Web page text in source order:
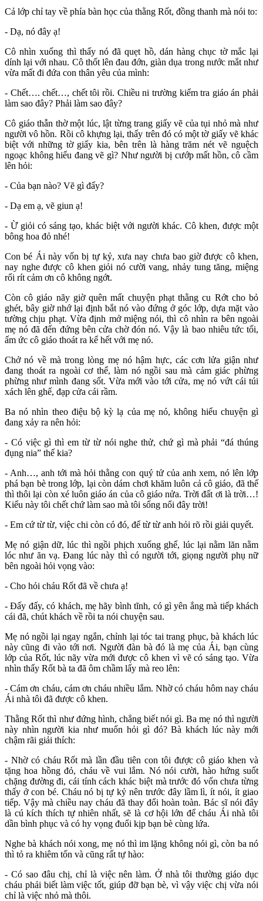
Cả lớp chỉ tay về phía bàn học của thằng Rốt, đồng thanh mà nói to:
- Dạ, nó đây ạ!
Cô nhìn xuống thì thấy nó đã quẹt hồ, dán hàng chục tờ mắc lại
dính lại với nhau. Cô thốt lên đau đớn, giàn dụa trong nước mắt như
vừa mất đi đứa con thân yêu của mình:
- Chết…. chết…, chết tôi rồi. Chiều ni trường kiểm tra giáo án phải
làm sao đây? Phải làm sao đây?
Cô giáo thẫn thờ một lúc, lật từng trang giấy vẽ của tụi nhỏ mà như
người vô hồn. Rồi cô khựng lại, thấy trên đó có một tờ giấy vẽ khác
biệt với những tờ giấy kia, bên trên là hàng trăm nét vẽ nguệch
ngoạc không hiểu đang vẽ gì? Như người bị cướp mất hồn, cô cầm
lên hỏi:
- Của bạn nào? Vẽ gì đấy?
- Dạ em ạ, vẽ giun ạ!
- Ừ giỏi có sáng tạo, khác biệt với người khác. Cô khen, được một
bông hoa đỏ nhé!
Con bé Ái này vốn bị tự kỷ, xưa nay chưa bao giờ được cô khen,
nay nghe được cô khen giỏi nó cười vang, nhảy tung tăng, miệng
rối rít cảm ơn cô không ngớt.
Còn cô giáo nãy giờ quên mất chuyện phạt thằng cu Rớt cho bỏ
ghét, bây giờ nhớ lại định bắt nó vào đứng ở góc lớp, dựa mặt vào
tường chịu phạt. Vừa định mở miệng nói, thì cô nhìn ra bên ngoài
mẹ nó đã đến đứng bên cửa chờ đón nó. Vậy là bao nhiêu tức tối,
ấm ức cô giáo thoát ra kể hết với mẹ nó.
Chở nó về mà trong lòng mẹ nó hậm hực, các cơn lửa giận như
đang thoát ra ngoài cơ thể, làm nó ngồi sau mà cảm giác phừng
phừng như mình đang sốt. Vừa mới vào tới cửa, mẹ nó vứt cái túi
xách lên ghế, đạp cửa cái rầm.
Ba nó nhìn theo điệu bộ kỳ lạ của mẹ nó, không hiểu chuyện gì
đang xảy ra nên hỏi:
- Có việc gì thì em từ từ nói nghe thử, chứ gì mà phải “đá thúng
đụng nia” thế kia?
- Anh…, anh tới mà hỏi thằng con quý tử của anh xem, nó lên lớp
phá bạn bè trong lớp, lại còn dám chơi khăm luôn cả cô giáo, đã thế
thì thôi lại còn xé luôn giáo án của cô giáo nửa. Trời đất ơi là trời…!
Kiểu này tôi chết chứ làm sao mà tôi sống nổi đây trời!
- Em cứ từ từ, việc chi còn có đó, để từ từ anh hỏi rõ rồi giải quyết.
Mẹ nó giận dữ, lúc thì ngồi phịch xuống ghế, lúc lại nằm lăn nằm
lóc như ăn vạ. Đang lúc này thì có người tới, giọng người phụ nữ
bên ngoài hỏi vọng vào:
- Cho hỏi cháu Rốt đã về chưa ạ!
- Đấy đấy, có khách, mẹ hãy bình tĩnh, có gì yên ắng mà tiếp khách
cái đã, chút khách về rồi ta nói chuyện sau.
Mẹ nó ngồi lại ngay ngắn, chỉnh lại tóc tai trang phục, bà khách lúc
này cũng đi vào tới nơi. Người đàn bà đó là mẹ của Ái, bạn cùng
lớp của Rốt, lúc nãy vừa mới được cô khen vì vẽ có sáng tạo. Vừa
nhìn thấy Rốt bà ta đã ôm chầm lấy mà reo lên:
- Cám ơn cháu, cám ơn cháu nhiều lắm. Nhờ có cháu hôm nay cháu
Ái nhà tôi đã được cô khen.
Thằng Rốt thì như đứng hình, chẳng biết nói gì. Ba mẹ nó thì người
này nhìn người kia như muốn hỏi gì đó? Bà khách lúc này mới
chậm rãi giải thích:
- Nhờ có cháu Rốt mà lần đầu tiên con tôi được cô giáo khen và
tặng hoa hồng đỏ, cháu về vui lắm. Nó nói cười, hào hứng suốt
chặng đường đi, cái tính cách khác biệt mà trước đó vốn chưa từng
thấy ở con bé. Cháu nó bị tự kỷ nên trước đây lầm lì, ít nói, ít giao
tiếp. Vậy mà chiều nay cháu đã thay đổi hoàn toàn. Bác sĩ nói đây
là cú kích thích tự nhiên nhất, sẽ là cơ hội lớn để cháu Ái nhà tôi
dần bình phục và có hy vọng đuổi kịp bạn bè cùng lứa.
Nghe bà khách nói xong, mẹ nó thì im lặng không nói gì, còn ba nó
thì tỏ ra khiêm tốn và cũng rất tự hào:
- Có sao đâu chị, chỉ là việc nên làm. Ở nhà tôi thường giáo dục
cháu phải biết làm việc tốt, giúp đỡ bạn bè, vì vậy việc chị vừa nói
chỉ là việc nhỏ mà thôi.